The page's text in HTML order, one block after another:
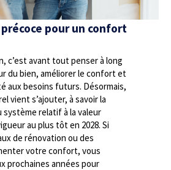
pour un confort
c’est avant tout penser à long
du bien, améliorer le confort et
aux besoins futurs. Désormais,
vient s’ajouter, à savoir la
relatif à la valeur
au plus tôt en 2028. Si
de rénovation ou des
votre confort, vous
prochaines années pour